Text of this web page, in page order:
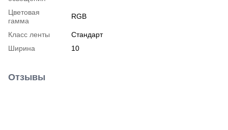
Цветовая
гамма
RGB
Класс ленты
Стандарт
Ширина
10
Отзывы